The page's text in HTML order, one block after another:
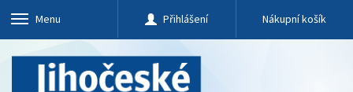
Menu Přihlášení Nákupní košík